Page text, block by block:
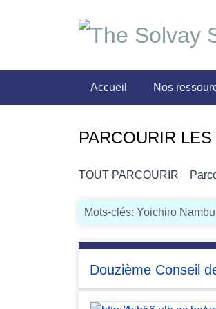
e
a
Accueil Nos
PARCOURIR
TOUT PARCOURIR
Mots-clés: Yoichiro Nambu
Douzième Conseil